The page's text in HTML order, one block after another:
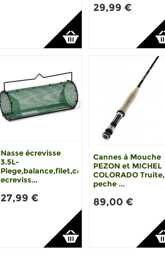
29,99 €
Nasse écrevisse
3.5L-
Piege,balance,filet,casier
ecreviss...
27,99 €
Cannes à Mouche
PEZON et MICHEL
COLORADO Truite,
peche ...
89,00 €